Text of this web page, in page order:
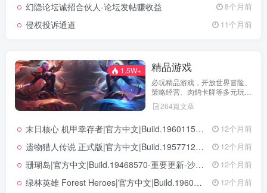
息！
幻隐论坛诚招合伙人-论坛发帖赚收益 8个月前
侵权投诉通道 11个月前
1.5W+ 精品游戏
必玩精品游戏，开放世界冒险、
策略经营、肉鸽卡牌等多元玩
法，满足不同玩家的喜好 。
264篇文章
末日核心 机甲幸存者|官方中文|Build.19601158|解压即撸| 12个月前
遗物猎人传说 正式版|官方中文|Build.19577129+全DLC|解压即撸| 12个月前
珊瑚岛|官方中文|Build.19468570-重要更新-沙盒|解压即撸| 12个月前
绿林英雄 Forest Heroes|官方中文|Build.19609351+全DLC|解压即撸| 12个月前